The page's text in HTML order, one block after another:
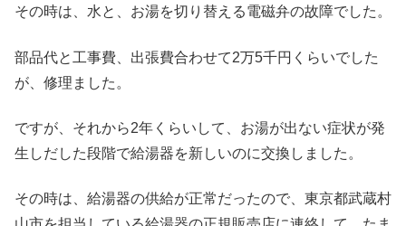
その時は、水と、お湯を切り替える電磁弁の故障でした。
部品代と工事費、出張費合わせて2万5千円くらいでした
が、修理ました。
ですが、それから2年くらいして、お湯が出ない症状が発
生しだした段階で給湯器を新しいのに交換しました。
その時は、給湯器の供給が正常だったので、東京都武蔵村